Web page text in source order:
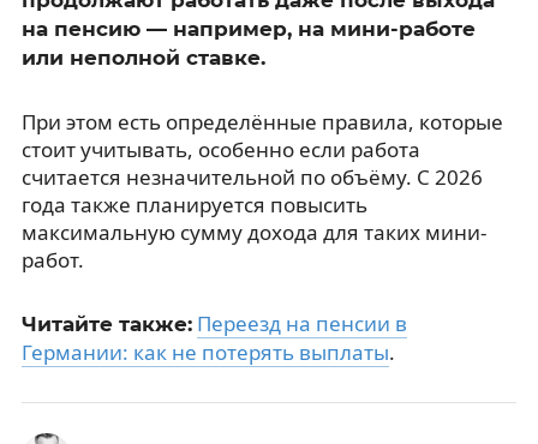
на пенсию — например, на мини-работе
или неполной ставке.
При этом есть определённые правила, которые
стоит учитывать, особенно если работа
считается незначительной по объёму. С 2026
года также планируется повысить
максимальную сумму дохода для таких мини-
работ.
Читайте также: Переезд на пенсии в
Германии: как не потерять выплаты.